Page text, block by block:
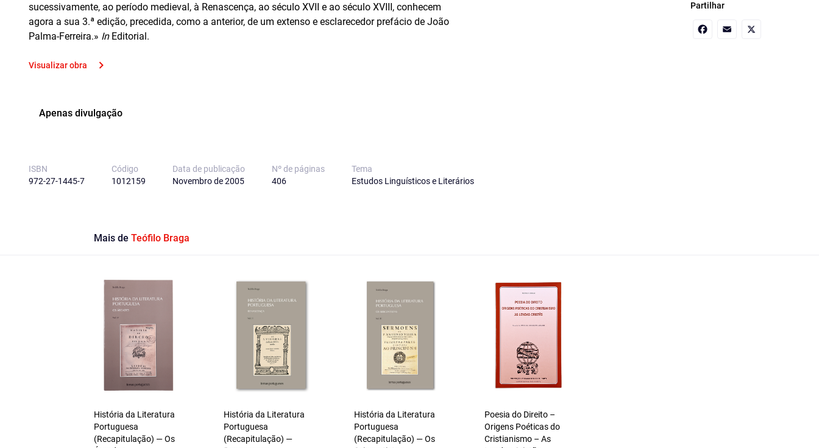
sucessivamente, ao período medieval, à Renascença, ao século XVII e ao século XVIII, conhecem
agora a sua 3.ª edição, precedida, como a anterior, de um extenso e esclarecedor prefácio de João
Palma-Ferreira.» InEditorial.
Visualizar obra
Apenas divulgação
Partilhar
ISBN
972-27-1445-7
Código
1012159
Data de publicação
Novembro de 2005
Nº de páginas
406
Tema
Estudos Linguísticos e Literários
Mais de Teófilo Braga
História da Literatura
Portuguesa
(Recapitulação) — Os
História da Literatura
Portuguesa
(Recapitulação) —
História da Literatura
Portuguesa
(Recapitulação) — Os
Poesia do Direito –
Origens Poéticas do
Cristianismo – As